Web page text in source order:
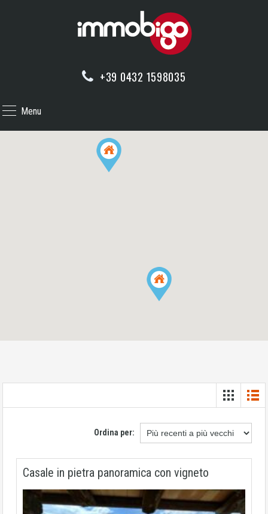
+39 0432 1598035
Menu
Ordina per:
Casale in pietra panoramica con vigneto